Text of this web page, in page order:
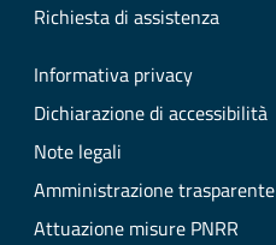
Richiesta di assistenza
Informativa privacy
Dichiarazione di accessibilità
Note legali
Amministrazione trasparente
Attuazione misure PNRR